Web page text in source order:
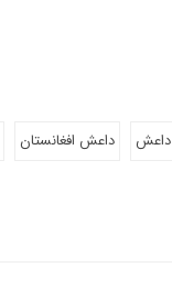
داعش داعش افغانستان